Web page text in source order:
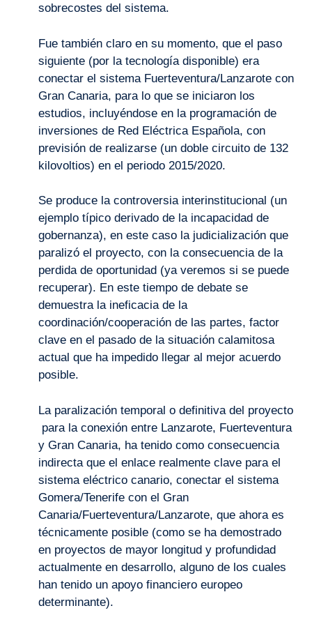
sobrecostes del sistema.
Fue también claro en su momento, que el paso
siguiente (por la tecnología disponible) era
conectar el sistema Fuerteventura/Lanzarote con
Gran Canaria, para lo que se iniciaron los
estudios, incluyéndose en la programación de
inversiones de Red Eléctrica Española, con
previsión de realizarse (un doble circuito de 132
kilovoltios) en el periodo 2015/2020.
Se produce la controversia interinstitucional (un
ejemplo típico derivado de la incapacidad de
gobernanza), en este caso la judicialización que
paralizó el proyecto, con la consecuencia de la
perdida de oportunidad (ya veremos si se puede
recuperar). En este tiempo de debate se
demuestra la ineficacia de la
coordinación/cooperación de las partes, factor
clave en el pasado de la situación calamitosa
actual que ha impedido llegar al mejor acuerdo
posible.
La paralización temporal o definitiva del proyecto
para la conexión entre Lanzarote, Fuerteventura
y Gran Canaria, ha tenido como consecuencia
indirecta que el enlace realmente clave para el
sistema eléctrico canario, conectar el sistema
Gomera/Tenerife con el Gran
Canaria/Fuerteventura/Lanzarote, que ahora es
técnicamente posible (como se ha demostrado
en proyectos de mayor longitud y profundidad
actualmente en desarrollo, alguno de los cuales
han tenido un apoyo financiero europeo
determinante).